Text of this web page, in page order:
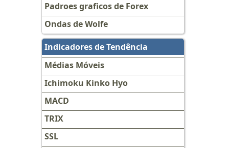
Padroes graficos de Forex
Ondas de Wolfe
Indicadores de Tendência
Médias Móveis
Ichimoku Kinko Hyo
MACD
TRIX
SSL